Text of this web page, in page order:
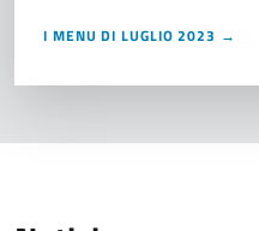
I MENU DI LUGLIO 2023 →